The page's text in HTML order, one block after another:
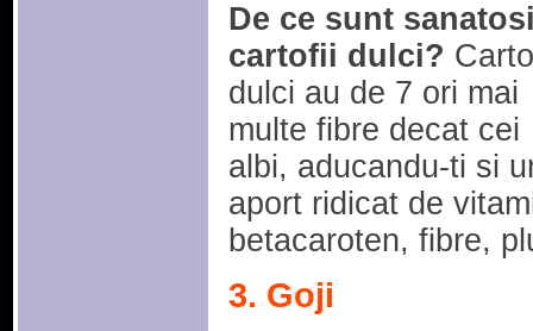
De ce sunt
cartofii dulci?
dulci au de 7 ori mai
multe fibre decat cei
albi, aducandu-ti si
aport ridicat de
betacaroten, fibre,
3. Goji